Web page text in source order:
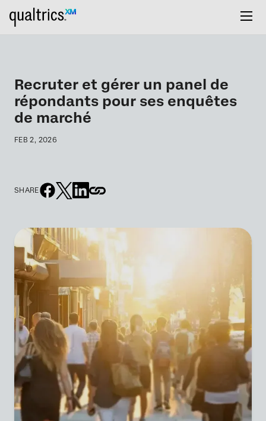
Recruter et gérer un panel de
répondants pour ses enquêtes
de marché
FEB 2, 2026
SHARE